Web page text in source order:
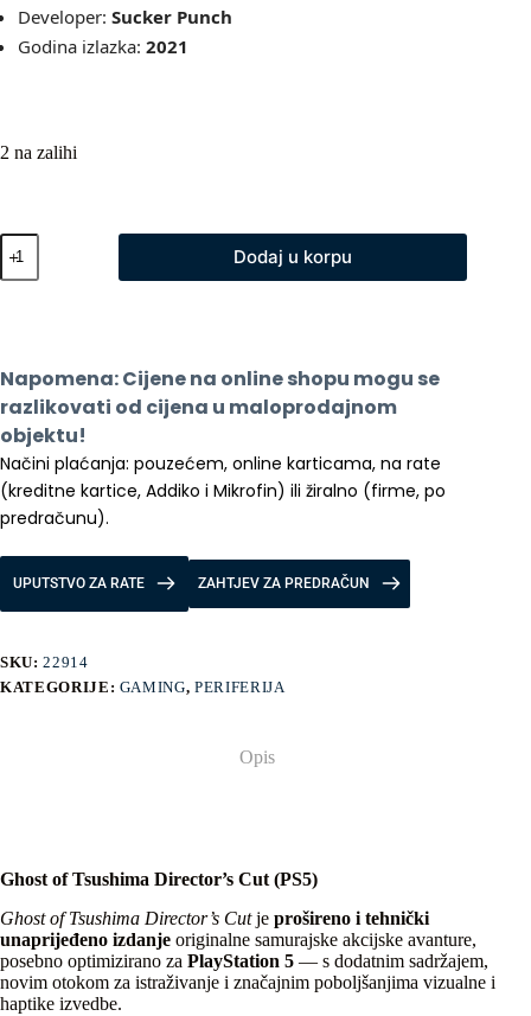
Developer: Sucker Punch
Godina izlazka: 2021
2 na zalihi
Igra
za
PS5
Cut
količina
Dodaj u korpu
Napomena: Cijene na online shopu mogu se
razlikovati od cijena u maloprodajnom
objektu!
Načini plaćanja: pouzećem, online karticama, na rate
(kreditne kartice, Addiko i Mikrofin) ili žiralno (firme, po
predračunu).
UPUTSTVO ZA RATE ZAHTJEV ZA PREDRAČUN
SKU:22914
KATEGORIJE: GAMING,PERIFERIJA
Opis
Ghost of Tsushima Director’s Cut (PS5)
Ghost of Tsushima Director’s Cutje prošireno i tehnički
unaprijeđeno izdanje originalne samurajske akcijske avanture,
posebno optimizirano za PlayStation 5 — s dodatnim sadržajem,
novim otokom za istraživanje i značajnim poboljšanjima vizualne i
haptike izvedbe.